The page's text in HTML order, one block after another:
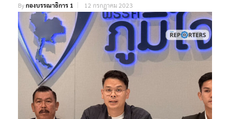
Byกองบรรณาธิการ 1 12 กรกฎาคม 2023